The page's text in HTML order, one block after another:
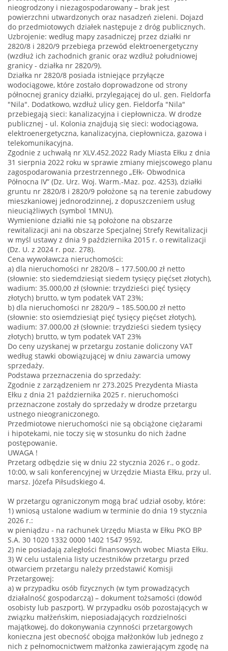
nieogrodzony i niezagospodarowany – brak jest
powierzchni utwardzonych oraz nasadzeń zieleni. Dojazd
do przedmiotowych działek następuje z dróg publicznych.
Uzbrojenie: według mapy zasadniczej przez działki nr
2820/8 i 2820/9 przebiega przewód elektroenergetyczny
(wzdłuż ich zachodnich granic oraz wzdłuż południowej
granicy - działka nr 2820/9).
Działka nr 2820/8 posiada istniejące przyłącze
wodociągowe, które zostało doprowadzone od strony
północnej granicy działki, przylegającej do ul. gen. Fieldorfa
"Nila". Dodatkowo, wzdłuż ulicy gen. Fieldorfa "Nila"
przebiegają sieci: kanalizacyjna i ciepłownicza. W drodze
publicznej - ul. Kolonia znajdują się sieci: wodociągowa,
elektroenergetyczna, kanalizacyjna, ciepłownicza, gazowa i
telekomunikacyjna.
Zgodnie z uchwałą nr XLV.452.2022 Rady Miasta Ełku z dnia
31 sierpnia 2022 roku w sprawie zmiany miejscowego planu
zagospodarowania przestrzennego „Ełk- Obwodnica
Północna IV” (Dz. Urz. Woj. Warm.-Maz. poz. 4253), działki
gruntu nr 2820/8 i 2820/9 położone są na terenie zabudowy
mieszkaniowej jednorodzinnej, z dopuszczeniem usług
nieuciążliwych (symbol 1MNU).
Wymienione działki nie są położone na obszarze
rewitalizacji ani na obszarze Specjalnej Strefy Rewitalizacji
w myśl ustawy z dnia 9 października 2015 r. o rewitalizacji
(Dz. U. z 2024 r. poz. 278).
Cena wywoławcza nieruchomości:
a) dla nieruchomości nr 2820/8 – 177.500,00 zł netto
(słownie: sto siedemdziesiąt siedem tysięcy pięćset złotych),
wadium: 35.000,00 zł (słownie: trzydzieści pięć tysięcy
złotych) brutto, w tym podatek VAT 23%;
b) dla nieruchomości nr 2820/9 – 185.500,00 zł netto
(słownie: sto osiemdziesiąt pięć tysięcy pięćset złotych),
wadium: 37.000,00 zł (słownie: trzydzieści siedem tysięcy
złotych) brutto, w tym podatek VAT 23%
Do ceny uzyskanej w przetargu zostanie doliczony VAT
według stawki obowiązującej w dniu zawarcia umowy
sprzedaży.
Podstawa przeznaczenia do sprzedaży:
Zgodnie z zarządzeniem nr 273.2025 Prezydenta Miasta
Ełku z dnia 21 października 2025 r. nieruchomości
przeznaczone zostały do sprzedaży w drodze przetargu
ustnego nieograniczonego.
Przedmiotowe nieruchomości nie są obciążone ciężarami
i hipotekami, nie toczy się w stosunku do nich żadne
postępowanie.
UWAGA !
Przetarg odbędzie się w dniu 22 stycznia 2026 r., o godz.
10:00, w sali konferencyjnej w Urzędzie Miasta Ełku, przy ul.
marsz. Józefa Piłsudskiego 4.
W przetargu ograniczonym mogą brać udział osoby, które:
1) wniosą ustalone wadium w terminie do dnia 19 stycznia
2026 r.:
w pieniądzu - na rachunek Urzędu Miasta w Ełku PKO BP
S.A. 30 1020 1332 0000 1402 1547 9592,
2) nie posiadają zaległości finansowych wobec Miasta Ełku.
3) W celu ustalenia listy uczestników przetargu przed
otwarciem przetargu należy przedstawić Komisji
Przetargowej:
a) w przypadku osób fizycznych (w tym prowadzących
działalność gospodarczą) – dokument tożsamości (dowód
osobisty lub paszport). W przypadku osób pozostających w
związku małżeńskim, nieposiadających rozdzielności
majątkowej, do dokonywania czynności przetargowych
konieczna jest obecność obojga małżonków lub jednego z
nich z pełnomocnictwem małżonka zawierającym zgodę na